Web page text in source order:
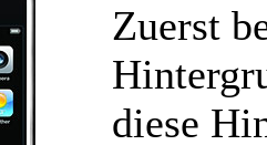
Zuerst
diese